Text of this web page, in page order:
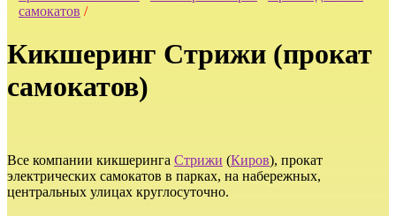
самокатов /
Кикшеринг Стрижи (прокат
самокатов)
Все компании кикшеринга Стрижи (Киров), прокат
электрических самокатов в парках, на набережных,
центральных улицах круглосуточно.